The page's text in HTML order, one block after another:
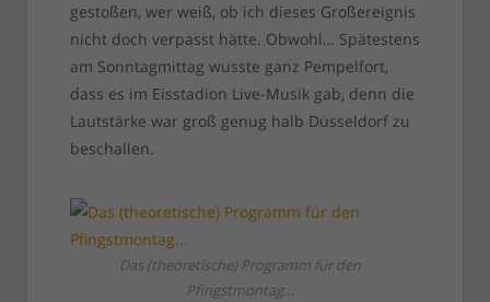
gestoßen, wer weiß, ob ich dieses Großereignis
nicht doch verpasst hätte. Obwohl… Spätestens
am Sonntagmittag wusste ganz Pempelfort,
dass es im Eisstadion Live-Musik gab, denn die
Lautstärke war groß genug halb Düsseldorf zu
beschallen.
Das (theoretische) Programm für den
Pfingstmontag…